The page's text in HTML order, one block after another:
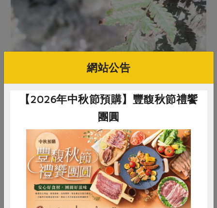
清明節前後是南部及東部紫斑蝶北返的季節，東山即是紫斑蝶的
蝶道。圖為圓翅紫斑蝶雌蝶。(攝影／廖金山）
食農生態體驗能點燃學生興趣， 讓他們找到肯定自己
的亮點，也能找回人跟土地失落的連結。此外，從孩子的
惜食 RPET 食譜 減硝酸鹽
雞蛋 食安 共同購買
網站公告
【2026年中秋節預購】豐馥秋節禮饗
團圓